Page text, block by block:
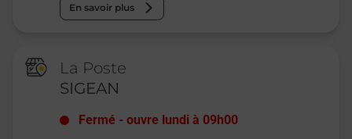
En savoir plus
La Poste
SIGEAN
Fermé -ouvre lundi à 09h00